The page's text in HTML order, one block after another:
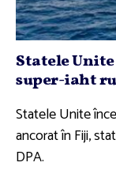
Statele Unite
super-iaht
Statele Unite
ancorat în Fiji,
DPA.